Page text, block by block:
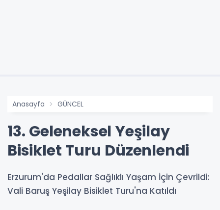
Anasayfa GÜNCEL
13. Geleneksel Yeşilay
Bisiklet Turu Düzenlendi
Erzurum'da Pedallar Sağlıklı Yaşam İçin Çevrildi:
Vali Baruş Yeşilay Bisiklet Turu'na Katıldı